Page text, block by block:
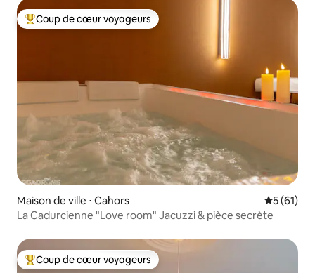
Coups de cœur voyageurs les plus appréciés
Coup de cœur voyageurs
Maison de ville ⋅ Cahors
5 (61)
La Cadurcienne "Love room" Jacuzzi & pièce secrète
Coups de cœur voyageurs les plus appréciés
Coup de cœur voyageurs